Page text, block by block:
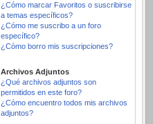
¿Cómo marcar Favoritos o suscribirse
a temas específicos?
¿Cómo me suscribo a un foro
específico?
¿Cómo borro mis suscripciones?
Archivos Adjuntos
¿Qué archivos adjuntos son
permitidos en este foro?
¿Cómo encuentro todos mis archivos
adjuntos?